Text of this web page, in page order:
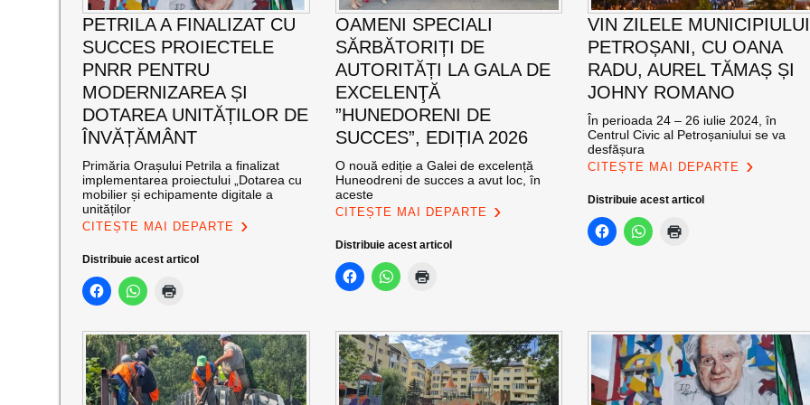
PETRILA A FINALIZAT CU
SUCCES PROIECTELE
PNRR PENTRU
MODERNIZAREA ȘI
DOTAREA UNITĂȚILOR DE
ÎNVĂȚĂMÂNT
Primăria Orașului Petrila a finalizat
implementarea proiectului „Dotarea cu
mobilier și echipamente digitale a
unităților
CITEȘTE MAI DEPARTE
Distribuie acest articol
OAMENI SPECIALI
SĂRBĂTORIȚI DE
AUTORITĂȚI LA GALA DE
EXCELENŢĂ
”HUNEDORENI DE
SUCCES”, EDIȚIA 2026
O nouă ediție a Galei de excelență
Huneodreni de succes a avut loc, în
aceste
CITEȘTE MAI DEPARTE
Distribuie acest articol
VIN ZILELE MUNICIPIULUI
PETROȘANI, CU OANA
RADU, AUREL TĂMAȘ ȘI
JOHNY ROMANO
În perioada 24 – 26 iulie 2024, în
Centrul Civic al Petroșaniului se va
desfășura
CITEȘTE MAI DEPARTE
Distribuie acest articol